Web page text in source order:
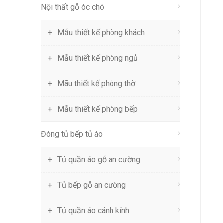
Nội thất gỗ óc chó
Mẫu thiết kế phòng khách
Mẫu thiết kế phòng ngủ
Mãu thiết kế phòng thờ
Mẫu thiết kế phòng bếp
Đóng tủ bếp tủ áo
Tủ quần áo gỗ an cường
Tủ bếp gỗ an cường
Tủ quần áo cánh kính